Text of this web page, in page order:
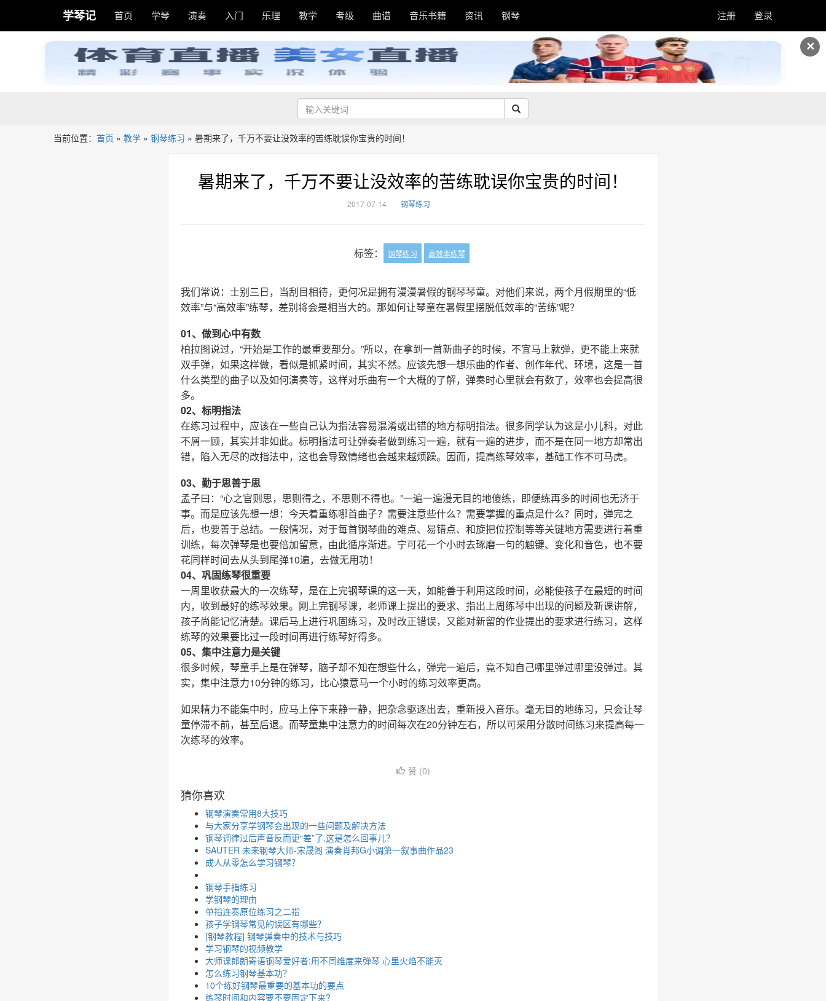
✕
学琴记 首页 学琴 演奏 入门 乐理 教学 考级 曲谱 音乐书籍 资讯 钢琴 注册 登录
当前位置： 首页 » 教学 » 钢琴练习 » 暑期来了，千万不要让没效率的苦练耽误你宝贵的时间！
暑期来了，千万不要让没效率的苦练耽误你宝贵的时间！
2017-07-14 钢琴练习
标签： 钢琴练习 高效率练琴
我们常说：士别三日，当刮目相待，更何况是拥有漫漫暑假的钢琴琴童。对他们来说，两个月假期里的“低
效率”与“高效率”练琴，差别将会是相当大的。那如何让琴童在暑假里摆脱低效率的“苦练”呢？
01、做到心中有数
柏拉图说过，“开始是工作的最重要部分。”所以，在拿到一首新曲子的时候，不宜马上就弹，更不能上来就
双手弹，如果这样做，看似是抓紧时间，其实不然。应该先想一想乐曲的作者、创作年代、环境，这是一首
什么类型的曲子以及如何演奏等，这样对乐曲有一个大概的了解，弹奏时心里就会有数了，效率也会提高很
多。
02、标明指法
在练习过程中，应该在一些自己认为指法容易混淆或出错的地方标明指法。很多同学认为这是小儿科，对此
不屑一顾，其实并非如此。标明指法可让弹奏者做到练习一遍，就有一遍的进步，而不是在同一地方却常出
错，陷入无尽的改指法中，这也会导致情绪也会越来越烦躁。因而，提高练琴效率，基础工作不可马虎。
03、勤于思善于思
孟子曰：“心之官则思，思则得之，不思则不得也。”一遍一遍漫无目的地傻练，即便练再多的时间也无济于
事。而是应该先想一想：今天着重练哪首曲子？需要注意些什么？需要掌握的重点是什么？同时，弹完之
后，也要善于总结。一般情况，对于每首钢琴曲的难点、易错点、和旋把位控制等等关键地方需要进行着重
训练，每次弹琴是也要倍加留意，由此循序渐进。宁可花一个小时去琢磨一句的触键、变化和音色，也不要
花同样时间去从头到尾弹10遍，去做无用功！
04、巩固练琴很重要
一周里收获最大的一次练琴，是在上完钢琴课的这一天，如能善于利用这段时间，必能使孩子在最短的时间
内，收到最好的练琴效果。刚上完钢琴课，老师课上提出的要求、指出上周练琴中出现的问题及新课讲解，
孩子尚能记忆清楚。课后马上进行巩固练习，及时改正错误，又能对新留的作业提出的要求进行练习，这样
练琴的效果要比过一段时间再进行练琴好得多。
05、集中注意力是关键
很多时候，琴童手上是在弹琴，脑子却不知在想些什么，弹完一遍后，竟不知自己哪里弹过哪里没弹过。其
实，集中注意力10分钟的练习，比心猿意马一个小时的练习效率更高。
如果精力不能集中时，应马上停下来静一静，把杂念驱逐出去，重新投入音乐。毫无目的地练习，只会让琴
童停滞不前，甚至后退。而琴童集中注意力的时间每次在20分钟左右，所以可采用分散时间练习来提高每一
次练琴的效率。
赞 (0)
猜你喜欢
钢琴演奏常用8大技巧
与大家分享学钢琴会出现的一些问题及解决方法
钢琴调律过后声音反而更“差”了,这是怎么回事儿？
SAUTER 未来钢琴大师-宋晟阁 演奏肖邦G小调第一叙事曲作品23
成人从零怎么学习钢琴？
钢琴手指练习
学钢琴的理由
单指连奏原位练习之二指
孩子学钢琴常见的误区有哪些？
[钢琴教程] 钢琴弹奏中的技术与技巧
学习钢琴的视频教学
大师课郎朗寄语钢琴爱好者:用不同维度来弹琴 心里火焰不能灭
怎么练习钢琴基本功？
10个练好钢琴最重要的基本功的要点
练琴时间和内容要不要固定下来?